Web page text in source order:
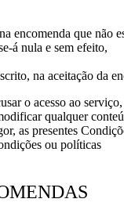
na encomenda que não
á nula e sem efeito,
, na aceitação da
o acesso ao serviço,
qualquer
as presentes
ou políticas